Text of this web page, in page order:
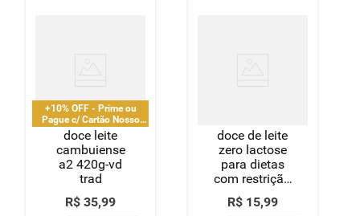
+10% OFF - Prime ou
Pague c/ Cartão Nosso
Pay
doce leite
cambuiense
a2 420g-vd
trad
R$ 35,99
doce de leite
zero lactose
para dietas
com restrição
de lactose
piracanjuba
R$ 15,99